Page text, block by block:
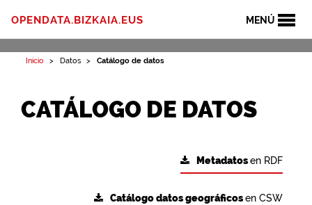
MENÚ
OPENDATA.BIZKAIA.EUS
Inicio Datos Catálogo de datos
CATÁLOGO DE DATOS
Metadatosen RDF
Catálogo datos geográficosen CSW